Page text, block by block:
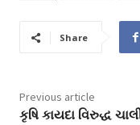
Share
Previous article
કૃષિ કાયદા વિરુદ્ધ